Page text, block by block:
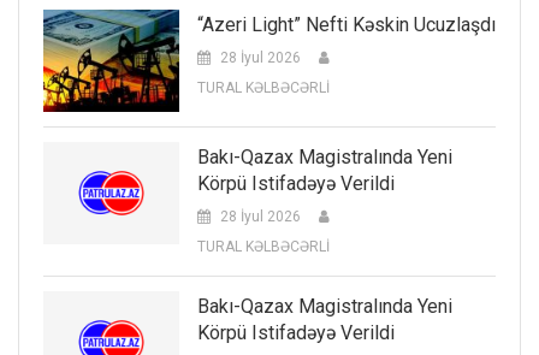
“Azeri Light” Nefti Kəskin Ucuzlaşdı
28 İyul 2026
TURAL KƏLBƏCƏRLİ
Bakı-Qazax Magistralında Yeni
Körpü Istifadəyə Verildi
28 İyul 2026
TURAL KƏLBƏCƏRLİ
Bakı-Qazax Magistralında Yeni
Körpü Istifadəyə Verildi